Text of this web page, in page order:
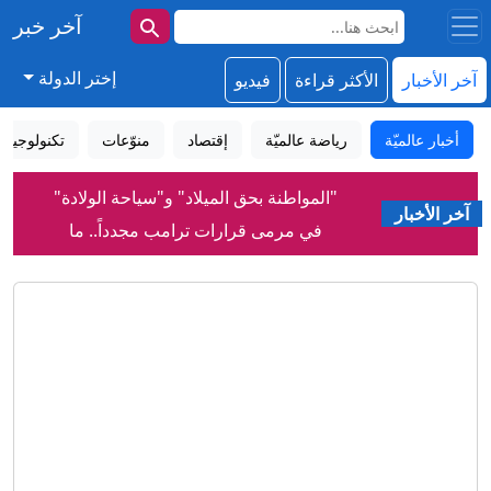
آخر خبر
آخر الأخبار الأكثر قراءة فيديو إختر الدولة
أخبار عالميّة رياضة عالميّة إقتصاد منوّعات تكنولوجيا
آخر الأخبار
"المواطنة بحق الميلاد" و"سياحة الولادة"
في مرمى قرارات ترامب مجدداً.. ما
القصة؟
لقاحات لا تحتاج إلى التبريد... ابتكار قد يحد